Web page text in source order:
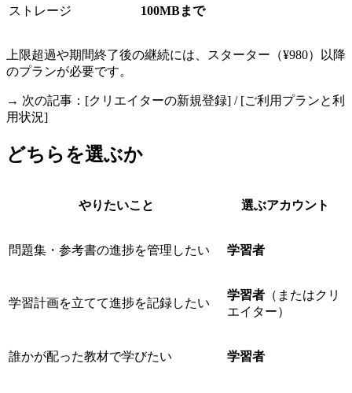
ストレージ 100MBまで
上限超過や期間終了後の継続には、スターター（¥980）以降
のプランが必要です。
→ 次の記事：[クリエイターの新規登録] / [ご利用プランと利
用状況]
どちらを選ぶか
やりたいこと 選ぶアカウント
問題集・参考書の進捗を管理したい 学習者
学習計画を立てて進捗を記録したい
学習者 （またはクリ
エイター）
誰かが配った教材で学びたい 学習者